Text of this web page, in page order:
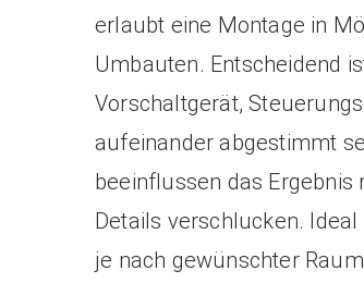
erlaubt eine Montage in
Umbauten. Entscheidend
Vorschaltgerät,
aufeinander abgestimmt
beeinflussen das
Details verschlucken.
je nach gewünschter